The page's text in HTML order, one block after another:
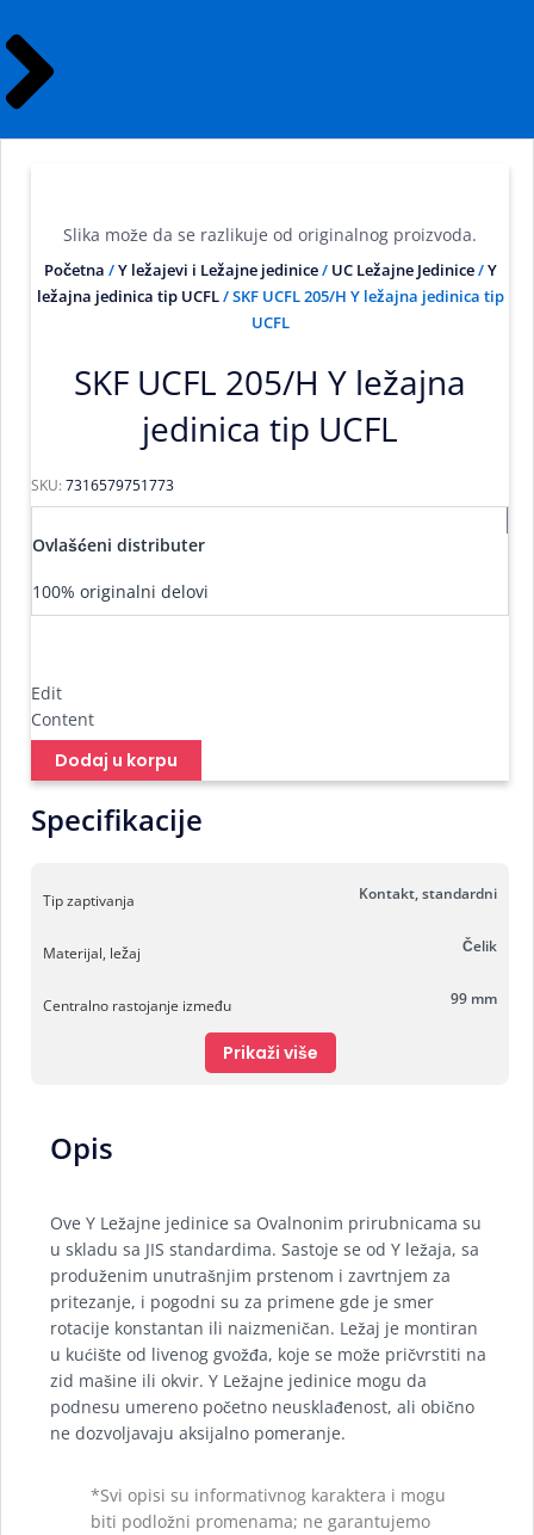
Slika može da se razlikuje od originalnog proizvoda.
Početna /Y ležajevi i Ležajne jedinice/ UC Ležajne Jedinice/Y
ležajna jedinica tip UCFL/ SKF UCFL 205/H Y ležajna jedinica tip
UCFL
SKF UCFL 205/H Y ležajna
jedinica tip UCFL
SKU: 7316579751773
Ovlašćeni distributer
100% originalni delovi
Edit
Content
Dodaj u korpu
Specifikacije
Tip zaptivanja Kontakt, standardni
Materijal, ležaj Čelik
Centralno rastojanje između 99 mm
Prikaži više
Opis
Ove Y Ležajne jedinice sa Ovalnonim prirubnicama su
u skladu sa JIS standardima. Sastoje se od Y ležaja, sa
produženim unutrašnjim prstenom i zavrtnjem za
pritezanje, i pogodni su za primene gde je smer
rotacije konstantan ili naizmeničan. Ležaj je montiran
u kućište od livenog gvožđa, koje se može pričvrstiti na
zid mašine ili okvir. Y Ležajne jedinice mogu da
podnesu umereno početno neusklađenost, ali obično
ne dozvoljavaju aksijalno pomeranje.
*Svi opisi su informativnog karaktera i mogu
biti podložni promenama; ne garantujemo